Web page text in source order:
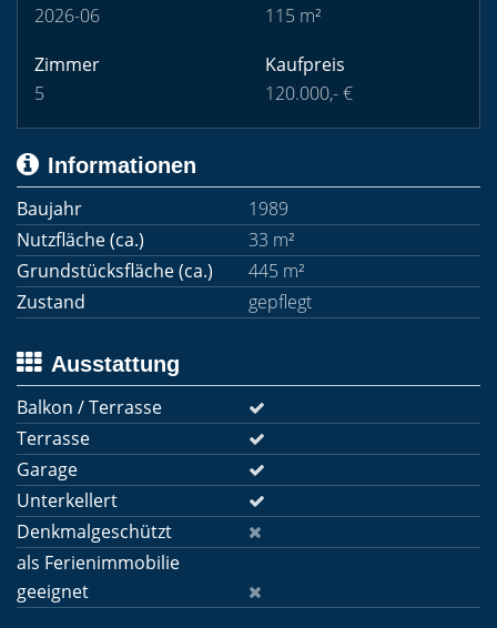
2026-06
115 m²
Zimmer
5
Kaufpreis
120.000,- €
Informationen
Baujahr
1989
Nutzfläche (ca.)
33 m²
Grundstücksfläche (ca.)
445 m²
Zustand
gepflegt
Ausstattung
Balkon / Terrasse
Terrasse
Garage
Unterkellert
Denkmalgeschützt
als Ferienimmobilie
geeignet